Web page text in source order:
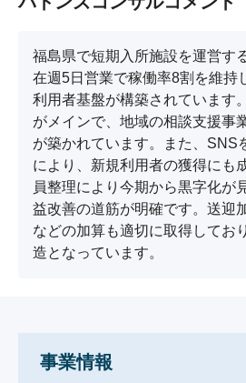
福島県で短期入所施設を運営す
在週5日営業で稼働率8割を維持
利用者基盤が構築されています
がメインで、地域の相談支援事
が築かれています。また、SNS
により、新規利用者の獲得にも
員整理により今期から黒字化が
益改善の道筋が明確です。送迎
などの加算も適切に取得してお
造となっています。
事業情報